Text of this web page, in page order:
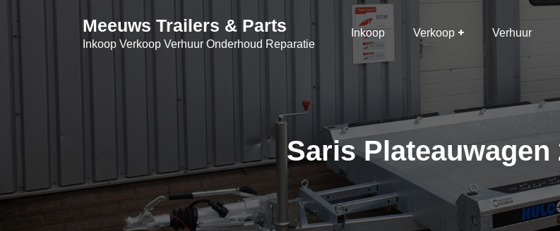
content
Meeuws Trailers & Parts
Inkoop Verkoop Verhuur Onderhoud Reparatie
Inkoop Verkoop Verhuur
Saris Plateauwagen